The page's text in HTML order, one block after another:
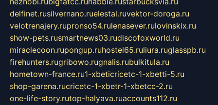
delfinet.rusilvernano.ruelestal.ruvektor-doroga.ru
velotrenajery.rupronso54.rulenasever.rulovinskix.ru
show-pets.rusmartnews03.rudiscofoxworld.ru
miraclecoon.rupongup.ruhostel65.ruliura.ruglasspb.ru
firehunters.rugribowo.rugnalis.rubulkitula.ru
hometown-france.ru1-xbeticricetc-1-xbetti-5.ru
shop-garena.rucricetc-1-xbetr-1-xbetcc-2.ru
one-life-story.rutop-halyava.ruaccounts112.ru